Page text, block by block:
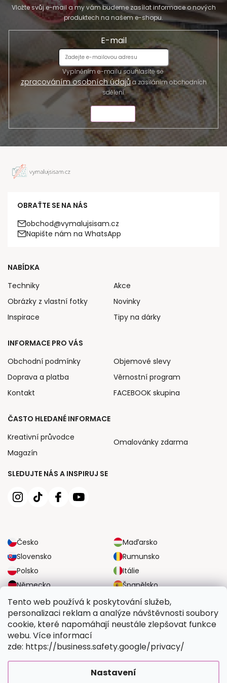
Tento web používá k poskytování služeb,
personalizaci reklam a analýze návštěvnosti soubory
cookie, které napomáhají neustále zlepšovat funkce
webu. Více informací
zde: https://business.safety.google/privacy/
Nastavení
Vložte svůj e-mail a my vám budeme zasílat informace o nových
produktech na našem e-shopu.
E-mail
Vyplněním e-mailu souhlasíte se
zpracováním osobních údajůa zasíláním obchodních
sdělení.
OBRAŤTE SE NA NÁS
obchod@vymalujsisam.cz
Napište nám na WhatsApp
SLEDUJTE NÁS A INSPIRUJ SE
Česko
Maďarsko
Slovensko
Rumunsko
Polsko
Itálie
Německo
Španělsko
Velká Británie
Rakousko
NABÍDKA
Techniky
Obrázky z vlastní fotky
Inspirace
Akce
Novinky
Tipy na dárky
INFORMACE PRO VÁS
Obchodní podmínky
Doprava a platba
Kontakt
Objemové slevy
Věrnostní program
FACEBOOK skupina
ČASTO HLEDANÉ INFORMACE
Kreativní průvodce
Magazín
Omalovánky zdarma
SPOLEHLIVÉ MOŽNOSTI DOPRAVY
BEZPEČNÉ MOŽNOSTI PLATBY